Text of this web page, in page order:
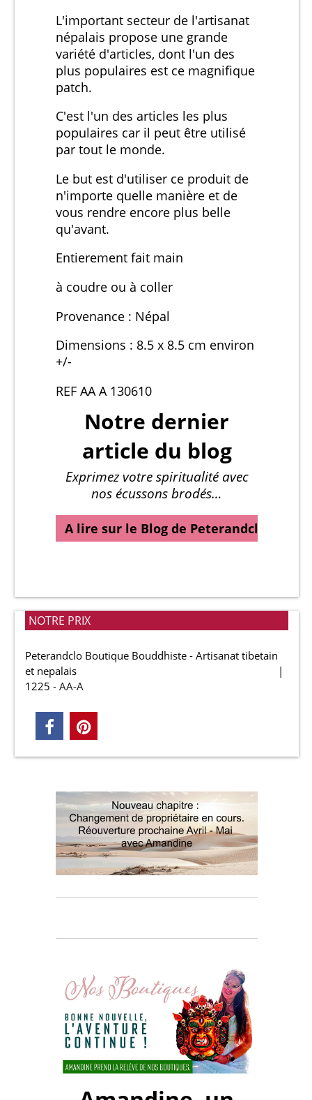
L'important secteur de l'artisanat
népalais propose une grande
variété d'articles, dont l'un des
plus populaires est ce magnifique
patch.
C'est l'un des articles les plus
populaires car il peut être utilisé
par tout le monde.
Le but est d'utiliser ce produit de
n'importe quelle manière et de
vous rendre encore plus belle
qu'avant.
Entierement fait main
à coudre ou à coller
Provenance : Népal
Dimensions : 8.5 x 8.5 cm environ
+/-
REF AA A 130610
Notre dernier
article du blog
Exprimez votre spiritualité avec
nos écussons brodés…
A lire sur le Blog de Peterandclo…
NOTRE PRIX
Peterandclo Boutique Bouddhiste - Artisanat tibetain
et nepalais
1225 - AA-A